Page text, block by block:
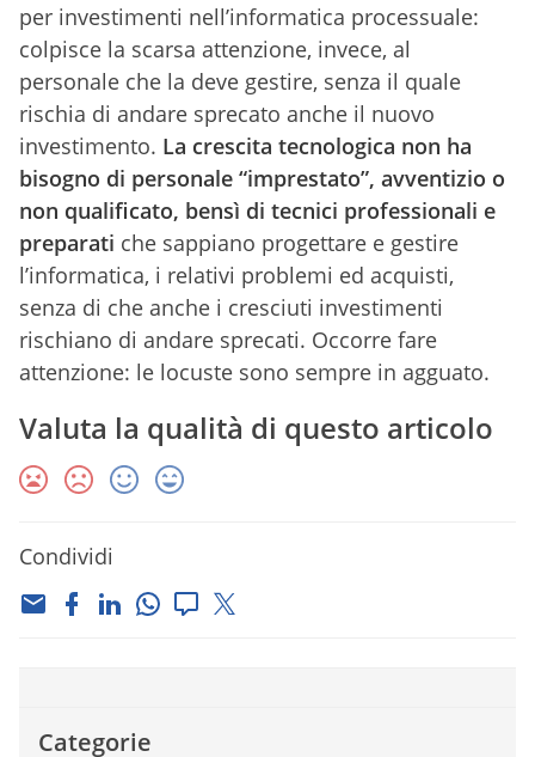
per investimenti nell’informatica processuale:
colpisce la scarsa attenzione, invece, al
personale che la deve gestire, senza il quale
rischia di andare sprecato anche il nuovo
investimento. La crescita tecnologica non ha
bisogno di personale “imprestato”, avventizio o
non qualificato, bensì di tecnici professionali e
preparati che sappiano progettare e gestire
l’informatica, i relativi problemi ed acquisti,
senza di che anche i cresciuti investimenti
rischiano di andare sprecati. Occorre fare
attenzione: le locuste sono sempre in agguato.
Valuta la qualità di questo articolo
Condividi
Categorie